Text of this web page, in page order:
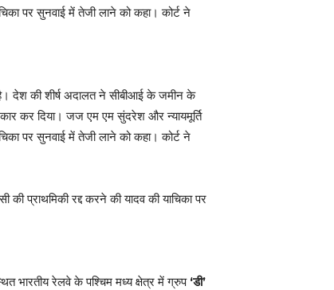
पर सुनवाई में तेजी लाने को कहा। कोर्ट ने
देश की शीर्ष अदालत ने सीबीआई के जमीन के
कर दिया। जज एम एम सुंदरेश और न्यायमूर्ति
पर सुनवाई में तेजी लाने को कहा। कोर्ट ने
की प्राथमिकी रद्द करने की यादव की याचिका पर
भारतीय रेलवे के पश्चिम मध्य क्षेत्र में ग्रुप‘डी’